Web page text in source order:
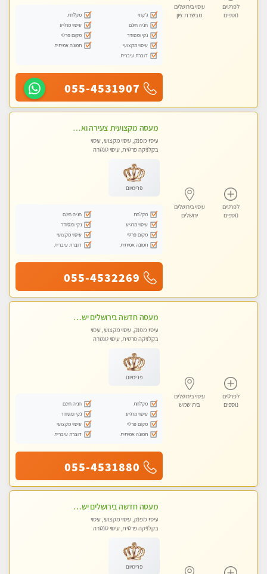
לפרטים
נוספים
עיסוי בירושלים
מבשרת ציון
ג'קוזי
מקלחת
חניה חינם
עיסוי מרגיע
נקי ומסודר
מקום פרטי
עיסוי מקצועי
תמונה אמיתית
דוברת עיברית
055-4531907
לפרטים
נוספים
עיסוי בירושלים
ירושלים
מעסה מקצועית צעירה ואיכותית פרטי!!!
עיסוי מפנק, עיסוי מקצועי, עיסוי
בקלניקה פרטית, עיסוי טנטרה
פרימיום
מקלחת
חניה חינם
עיסוי מרגיע
נקי ומסודר
מקום פרטי
עיסוי מקצועי
תמונה אמיתית
דוברת עיברית
055-4532269
לפרטים
נוספים
עיסוי בירושלים
בית שמש
מעסה חדשה בירושלים ישראלית צעירה ואיכותית לעיסוי מרגיע ומפנק VIP-מומלץ לחלוטין! פרטי! ​​​​​​ Highly recommended
עיסוי מפנק, עיסוי מקצועי, עיסוי
בקלניקה פרטית, עיסוי טנטרה
פרימיום
מקלחת
חניה חינם
עיסוי מרגיע
נקי ומסודר
מקום פרטי
עיסוי מקצועי
תמונה אמיתית
דוברת עיברית
055-4531880
מעסה חדשה בירושלים ישראלית צעירה ואיכותית לעיסוי מרגיע ומפנק VIP-מומלץ לחלוטין! פרטי! ​​​​​​ Highly recommended
עיסוי מפנק, עיסוי מקצועי, עיסוי
בקלניקה פרטית, עיסוי טנטרה
פרימיום